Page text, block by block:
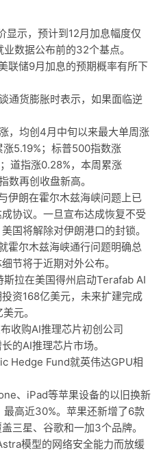
显示，预计到12月加息幅度仅
数据公布前的32个基点。
联储9月加息的预期概率有所下
通货膨胀时表示，如果面临逆
，均创4月中旬以来最大单周涨
5.19%；标普500指数涨
道指涨0.28%，本周累涨
数再创收盘新高。
伊朗在霍尔木兹海峡问题上已
协议。一旦宣布达成恢复不受
国将解除对伊朗港口的封锁。
霍尔木兹海峡通行问题明确总
节将于近期对外公布。
拉在美国得州启动Terafab AI
资168亿美元，未来扩建完成
元。
收购AI推理芯片初创公司
的AI推理芯片市场。
Hedge Fund就英伟达GPU相
、iPad等苹果设备的以旧换新
最高近30%。苹果还新增了6款
三星、谷歌和一加3个品牌。
模型的网络安全能力而放缓